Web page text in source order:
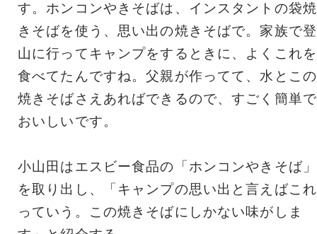
す。ホンコンやきそばは、インスタントの袋焼
きそばを使う、思い出の焼きそばで。家族で登
山に行ってキャンプをするときに、よくこれを
食べてたんですね。父親が作ってて、水とこの
焼きそばさえあればできるので、すごく簡単で
おいしいです。
小山田はエスビー食品の「ホンコンやきそば」
を取り出し、「キャンプの思い出と言えばこれ
っていう。この焼きそばにしかない味がしま